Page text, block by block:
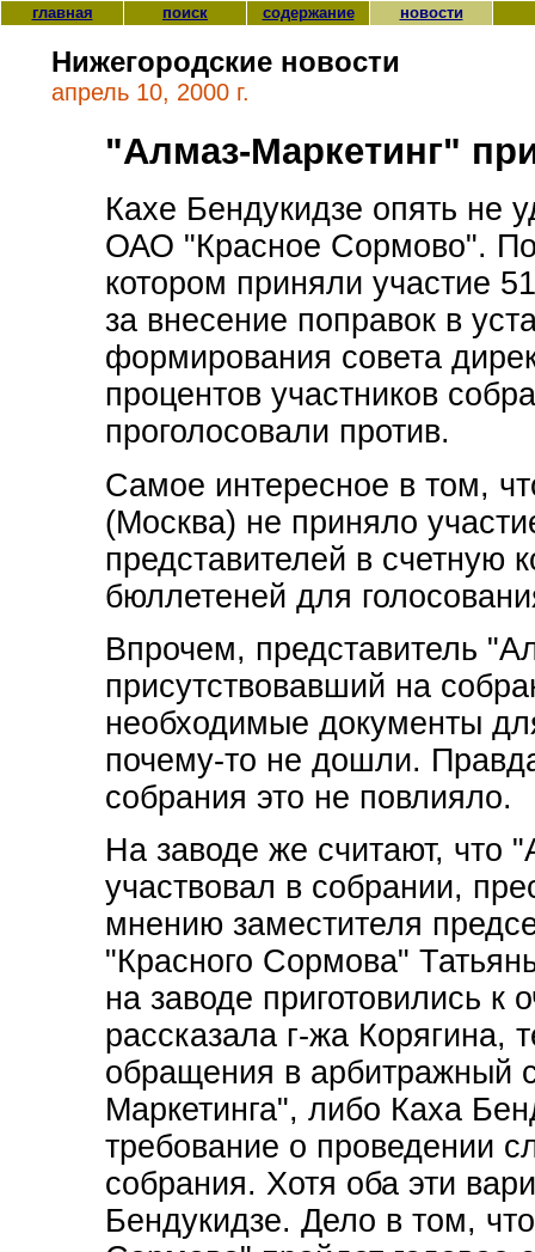
главная поиск содержание новости
Нижегородские новости
апрель 10, 2000 г.
"Алмаз-Маркетинг"
Кахе Бендукидзе опять не
ОАО "Красное Сормово". По
котором приняли участие
за внесение поправок в
формирования совета
процентов участников
проголосовали против.
Самое интересное в том,
(Москва) не приняло
представителей в счетную
бюллетеней для
Впрочем, представитель
присутствовавший на
необходимые документы
почему-то не дошли.
собрания это не повлияло.
На заводе же считают, что
участвовал в собрании,
мнению заместителя
"Красного Сормова"
на заводе приготовились к
рассказала г-жа Корягина,
обращения в арбитражный
Маркетинга", либо Каха
требование о проведении
собрания. Хотя оба эти
Бендукидзе. Дело в том,